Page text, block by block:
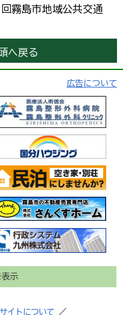
霧島市地域公共交通
へ戻る
広告について
表示
イトについて ／